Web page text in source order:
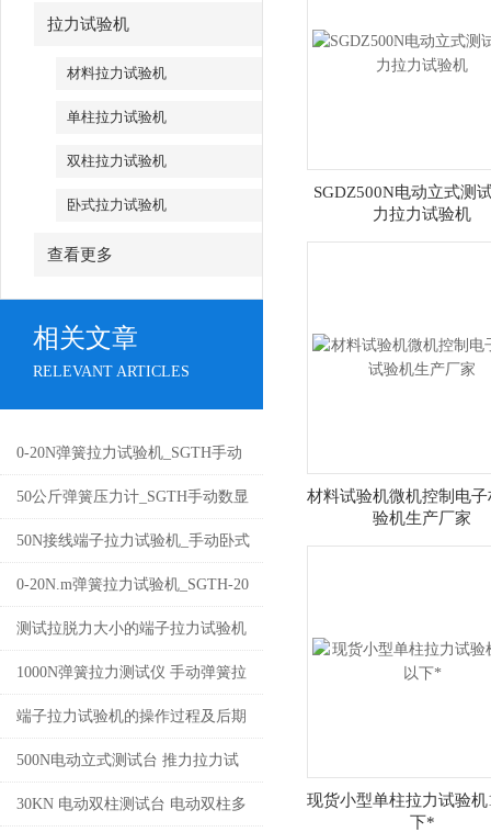
拉力试验机
材料拉力试验机
单柱拉力试验机
双柱拉力试验机
卧式拉力试验机
查看更多
相关文章
RELEVANT ARTICLES
0-20N弹簧拉力试验机_SGTH手动
数显弹簧拉压力测试台架价格
50公斤弹簧压力计_SGTH手动数显
弹簧拉压试验机价格
50N接线端子拉力试验机_手动卧式
端子拉力测试台价格
0-20N.m弹簧拉力试验机_SGTH-20
手动弹簧拉压力测试仪价格
测试拉脱力大小的端子拉力试验机
_SGWS手动卧式拉力测试仪价格
1000N弹簧拉力测试仪 手动弹簧拉
力测试仪 数显弹簧拉力试验机价格
端子拉力试验机的操作过程及后期
维护
500N电动立式测试台 推力拉力试
验机一体测试机
30KN 电动双柱测试台 电动双柱多
SGDZ500N电动立式测
力拉力试验机
材料试验机微机控制电
验机生产厂家
现货小型单柱拉力试验
下*